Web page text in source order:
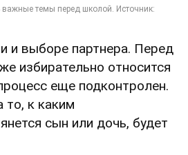
и выборе партнера. Перед
избирательно относится
еще подконтролен.
то, к каким
сын или дочь, будет